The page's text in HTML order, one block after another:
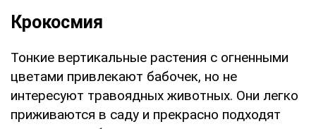
Крокосмия
Тонкие вертикальные растения с огненными
цветами привлекают бабочек, но не
интересуют травоядных животных. Они легко
приживаются в саду и прекрасно подходят